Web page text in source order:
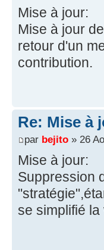
Mise à jour:
Mise à jour
retour d'un
contribution.
Re: Mise à
par bejito » 26
Mise à jour:
Suppression
se simplifié la